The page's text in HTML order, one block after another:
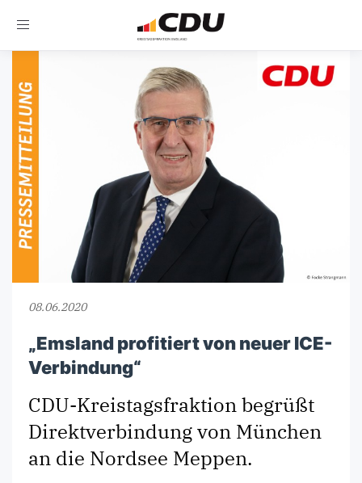
Toggle
08.06.2020
„Emsland profitiert von neuer ICE-
Verbindung“
CDU-Kreistagsfraktion begrüßt
Direktverbindung von München
an die Nordsee Meppen.